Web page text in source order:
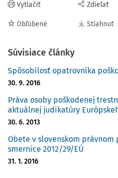
Vytlačiť
Obľúbené
Zdieľať
Stiahnuť
Súvisiace články
Spôsobilosť opatrovníka
30. 9. 2016
Práva osoby poškodenej
aktuálnej judikatúry
30. 6. 2013
Obete v slovenskom právnom
smernice 2012/29/EÚ
31. 1. 2016